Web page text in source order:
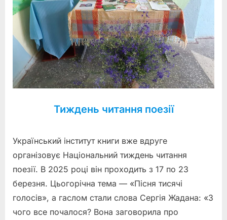
Тиждень читання поезії
Український інститут книги вже вдруге
організовує Національний тиждень читання
поезії. В 2025 році він проходить з 17 по 23
березня. Цьогорічна тема — «Пісня тисячі
голосів», а гаслом стали слова Сергія Жадана: «З
чого все почалося? Вона заговорила про